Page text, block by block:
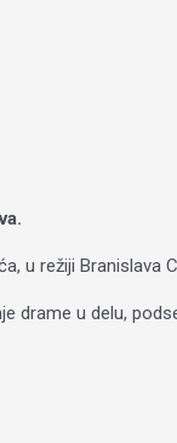
u režiji Branislava
drame u delu,